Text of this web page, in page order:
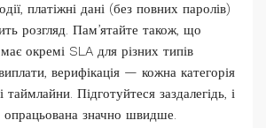
платіжні дані (без повних паролів)
розгляд. Пам’ятайте також, що
окремі SLA для різних типів
верифікація — кожна категорія
Підготуйтеся заздалегідь, і
опрацьована значно швидше.